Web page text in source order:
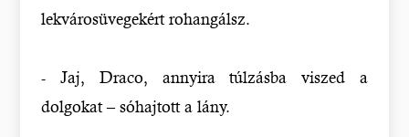
lekvárosüvegekért rohangálsz.
- Jaj, Draco, annyira túlzásba viszed a
dolgokat – sóhajtott a lány.